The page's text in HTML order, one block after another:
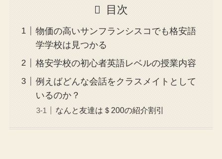
目次
物価の高いサンフランシスコでも格安語
学学校は見つかる
格安学校の初心者英語レベルの授業内容
例えばどんな会話をクラスメイトとして
いるのか？
なんと友達は＄200の紹介割引